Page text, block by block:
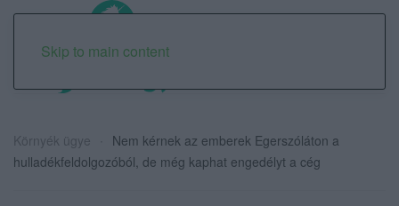
Skip to main content
Környék ügye
Nem kérnek az emberek Egerszóláton a
hulladékfeldolgozóból, de még kaphat engedélyt a cég